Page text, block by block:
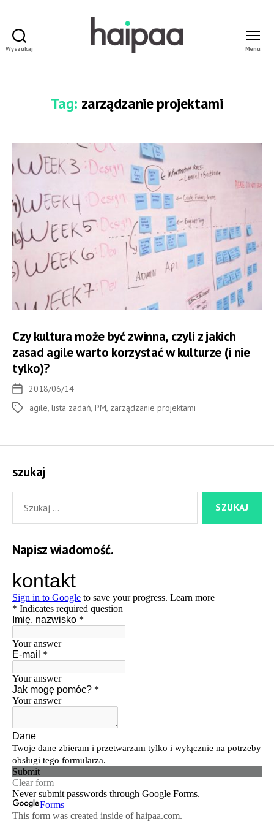
Wyszukaj Menu
Tag: zarządzanie projektami
Czy kul­tura może być zwinna, czyli z jakich
zasad agile warto korzy­stać w kul­tu­rze (i nie
tylko)?
Data
wpisu
2018/06/14
Tagi
agile, lista zadań, PM, zarządzanie projektami
szukaj
Napisz wiadomość.